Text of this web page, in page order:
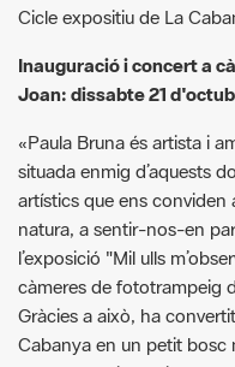
Joan: dissabte 21
«Paula Bruna és artista i
situada enmig d’aquests
natura, a sentir-nos-en
l’exposició "Mil ulls
càmeres de fototrampeig
Gràcies a això, ha
Cabanya en un petit bosc
els seus habitants ja
G
F P C